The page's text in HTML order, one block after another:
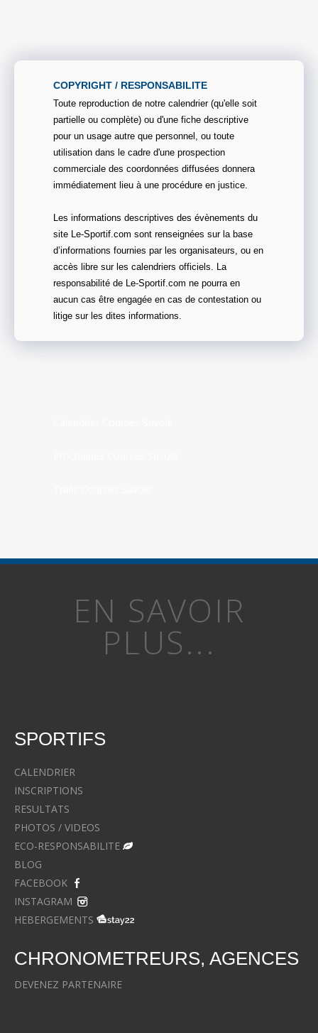
COPYRIGHT / RESPONSABILITE
Toute reproduction de notre calendrier (qu'elle soit
partielle ou complète) ou d'une fiche descriptive
pour un usage autre que personnel, ou toute
utilisation dans le cadre d'une prospection
commerciale des coordonnées diffusées donnera
immédiatement lieu à une procédure en justice.
Les informations descriptives des évènements du
site Le-Sportif.com sont renseignées sur la base
d’informations fournies par les organisateurs, ou en
accès libre sur les calendriers officiels. La
responsabilité de Le-Sportif.com ne pourra en
aucun cas être engagée en cas de contestation ou
litige sur les dites informations.
EN SAVOIR
PLUS...
SPORTIFS
CALENDRIER
INSCRIPTIONS
RESULTATS
PHOTOS / VIDEOS
ECO-RESPONSABILITE
BLOG
FACEBOOK
INSTAGRAM
HEBERGEMENTS
CHRONOMETREURS, AGENCES
DEVENEZ PARTENAIRE